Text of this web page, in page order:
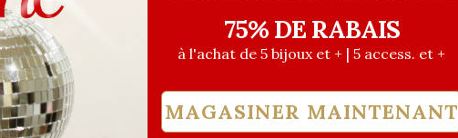
75% DE RABAIS
à l'achat de 5 bijoux et + | 5 access. et +
MAGASINER MAINTENANT